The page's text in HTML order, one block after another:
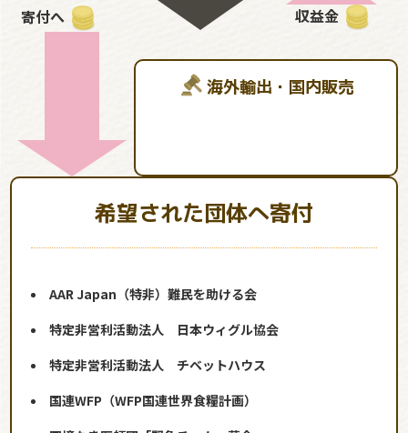
寄付へ
収益金
海外輸出・国内販売
希望された団体へ寄付
AAR Japan（特非）難民を助ける会
特定非営利活動法人 日本ウィグル協会
特定非営利活動法人 チベットハウス
国連WFP（WFP国連世界食糧計画）